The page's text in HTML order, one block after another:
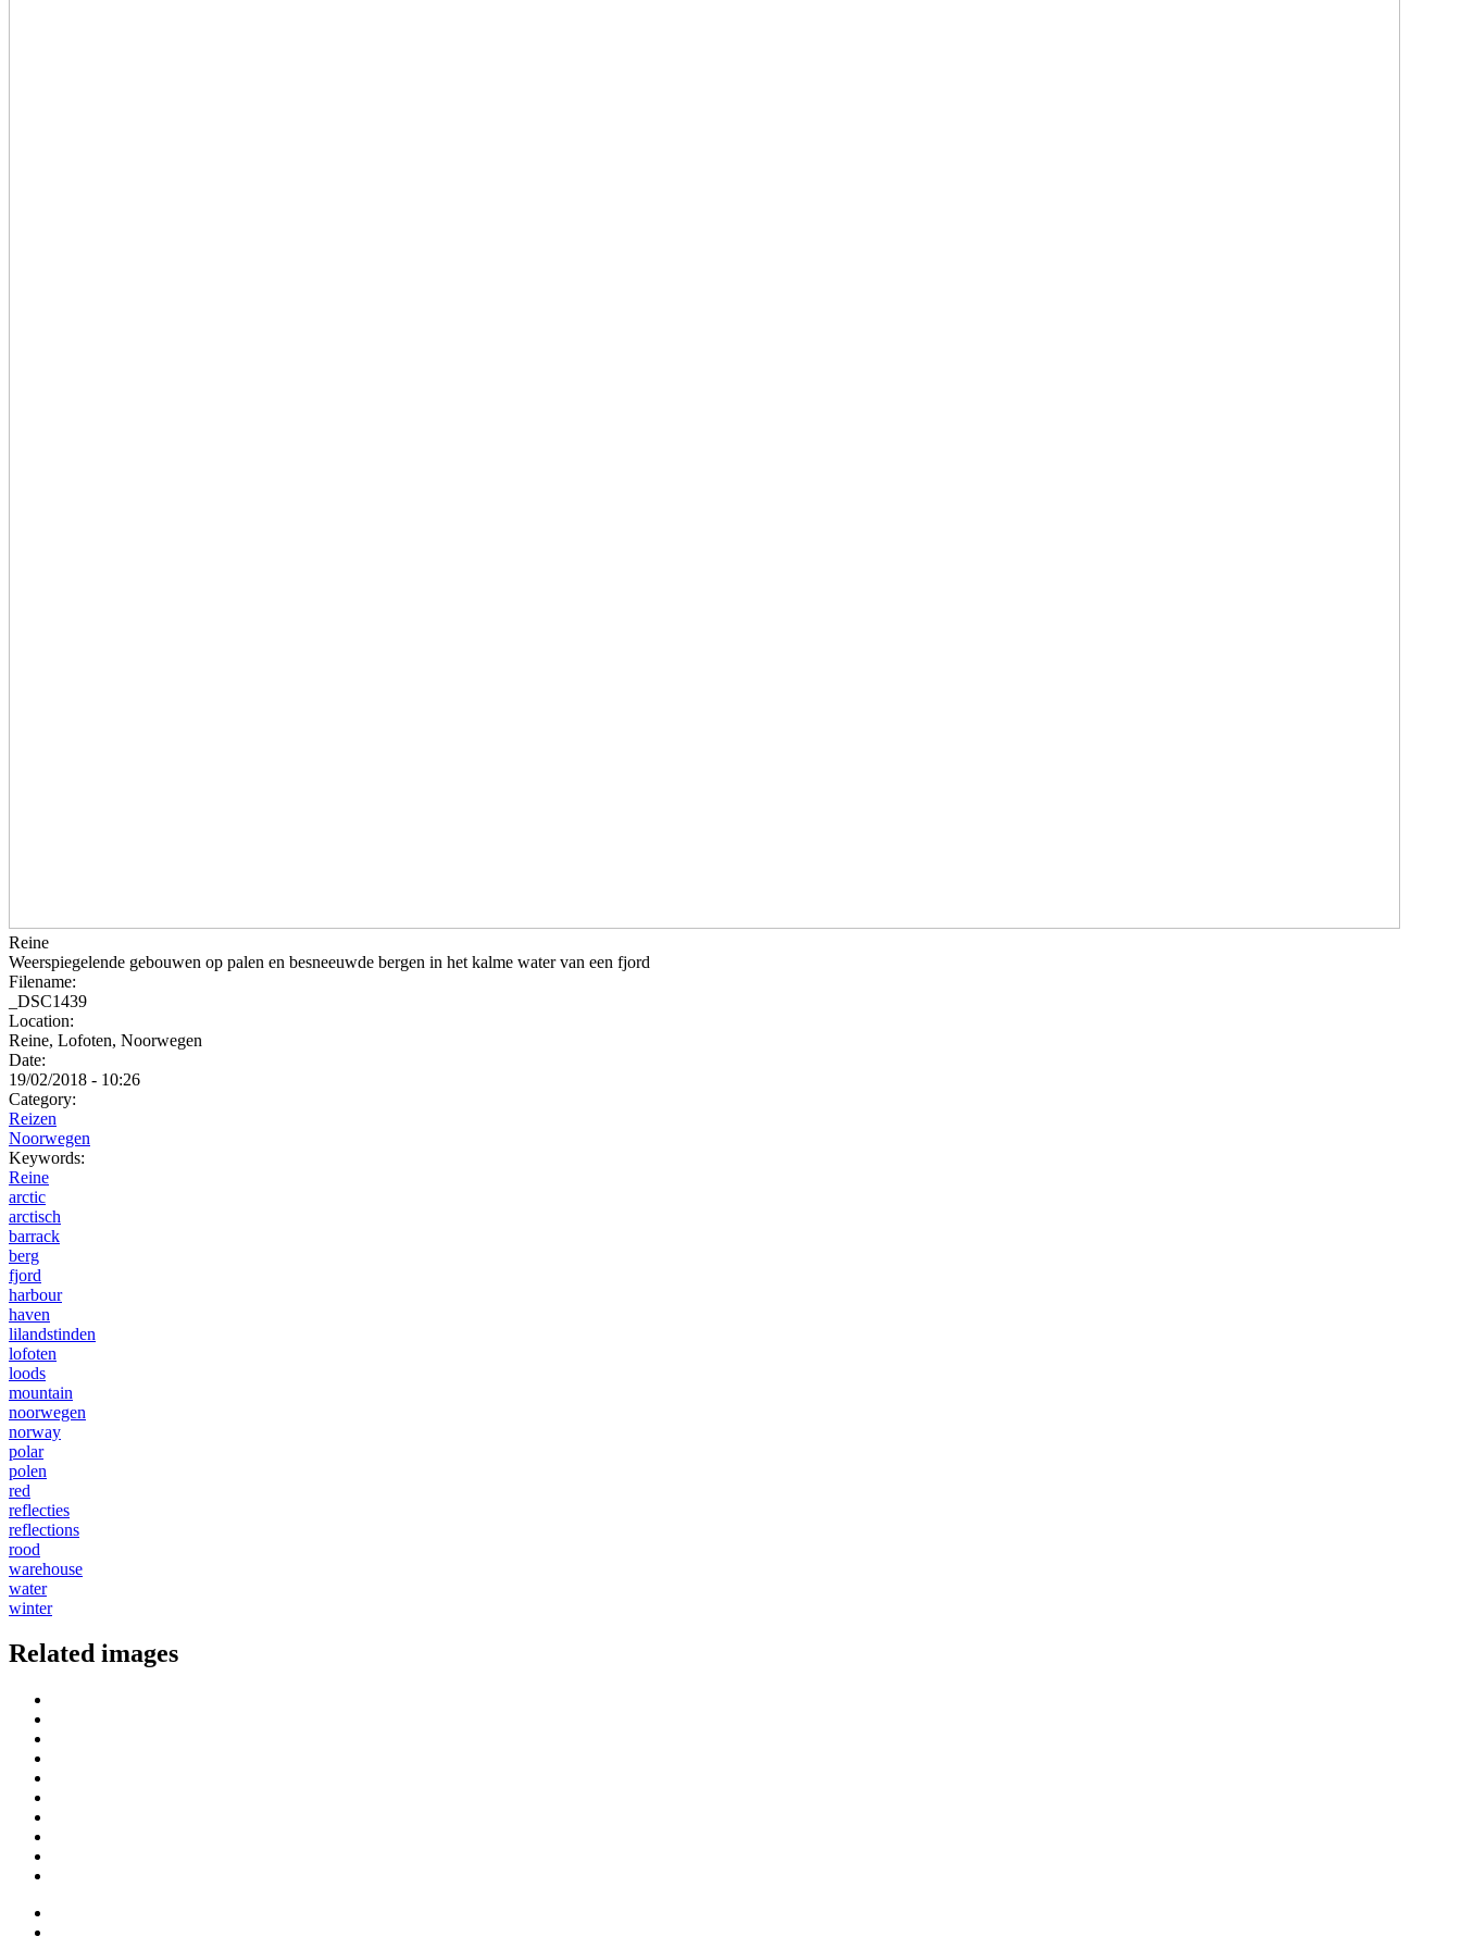
Reine
Weerspiegelende gebouwen op palen en besneeuwde bergen in het kalme water van een fjord
Filename:
_DSC1439
Location:
Reine, Lofoten, Noorwegen
Date:
19/02/2018 - 10:26
Category:
Reizen
Noorwegen
Keywords:
Reine
arctic
arctisch
barrack
berg
fjord
harbour
haven
lilandstinden
lofoten
loods
mountain
noorwegen
norway
polar
polen
red
reflecties
reflections
rood
warehouse
water
winter
Related images